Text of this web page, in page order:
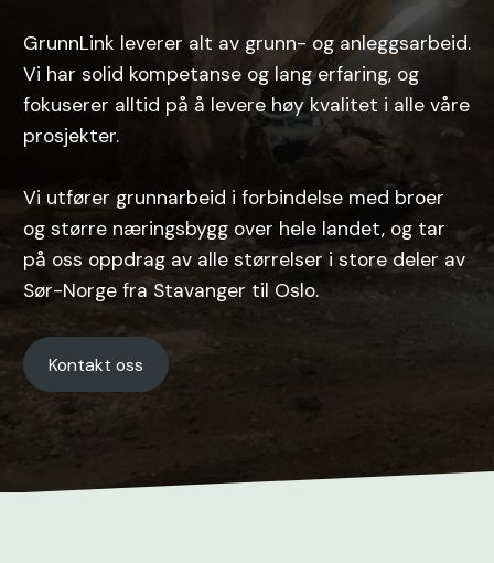
GrunnLink leverer alt av grunn- og anleggsarbeid.
Vi har solid kompetanse og lang erfaring, og
fokuserer alltid på å levere høy kvalitet i alle våre
prosjekter.
Vi utfører grunnarbeid i forbindelse med broer
og større næringsbygg over hele landet, og tar
på oss oppdrag av alle størrelser i store deler av
Sør-Norge fra Stavanger til Oslo.
Kontakt oss